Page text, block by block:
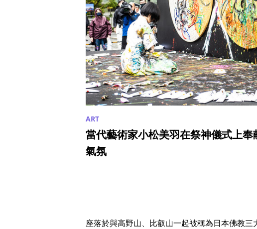
當代藝術家小松美羽在祭神儀式上
氣氛
座落於與高野山、比叡山一起被稱為日本佛教三